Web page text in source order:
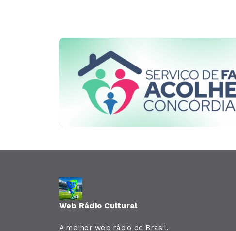
Web Rádio Cultural
A melhor web rádio do Brasil.